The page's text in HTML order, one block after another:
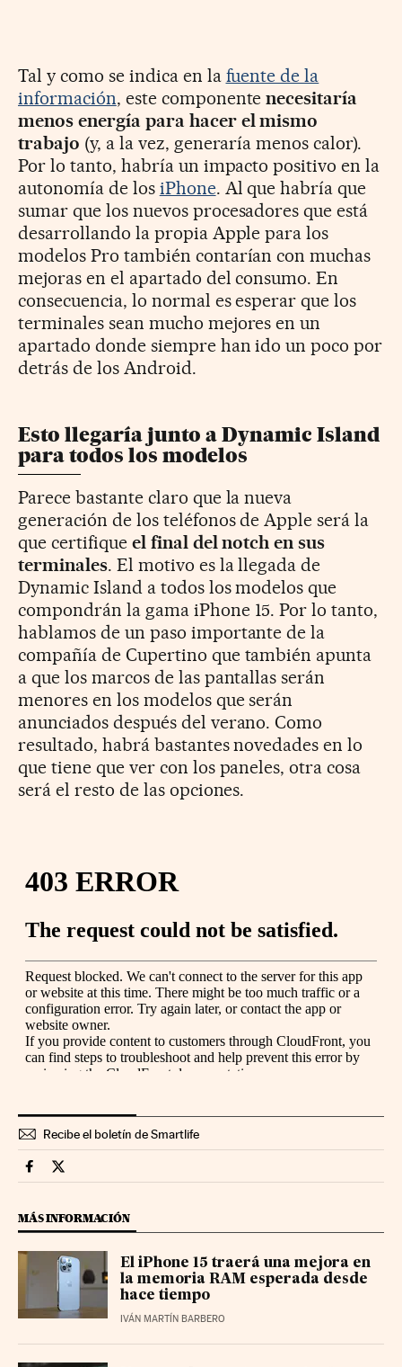
Tal y como se indica en la fuente de la
información, este componentenecesitaría
menos energía para hacer el mismo
trabajo (y, a la vez, generaría menos calor).
Por lo tanto, habría un impacto positivo en la
autonomía de los iPhone. Al que habría que
sumar que los nuevos procesadores que está
desarrollando la propia Apple para los
modelos Pro también contarían con muchas
mejoras en el apartado del consumo. En
consecuencia, lo normal es esperar que los
terminales sean mucho mejores en un
apartado donde siempre han ido un poco por
detrás de los Android.
Esto llegaría junto a Dynamic Island
para todos los modelos
Parece bastante claro que la nueva
generación de los teléfonos de Apple será la
que certifique el final del notch en sus
terminales. El motivo es la llegada de
Dynamic Island a todos los modelos que
compondrán la gama iPhone 15. Por lo tanto,
hablamos de un paso importante de la
compañía de Cupertino que también apunta
a que los marcos de las pantallas serán
menores en los modelos que serán
anunciados después del verano. Como
resultado, habrá bastantes novedades en lo
que tiene que ver con los paneles, otra cosa
será el resto de las opciones.
Recibe el boletín de Smartlife
Smartlife Cinco Días en Facebook
Smartlife Cinco Días en Twitter
MÁS INFORMACIÓN
El iPhone 15 traerá una mejora en
la memoria RAM esperada desde
hace tiempo
IVÁN MARTÍN BARBERO